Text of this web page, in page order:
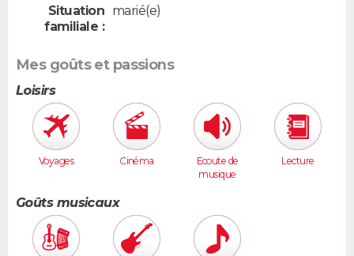
Situation
familiale :
marié(e)
Mes goûts et passions
Loisirs
Voyages Cinéma
Ecoute de
musique
Lecture
Goûts musicaux